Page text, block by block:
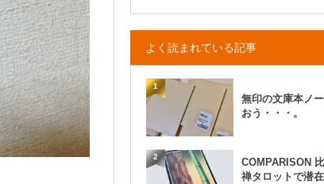
よく読まれている記事
1
無印の文庫本ノ
おう・・・。
2
COMPARISON
禅タロットで潜